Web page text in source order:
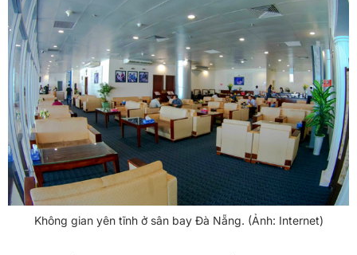
Không gian yên tĩnh ở sân bay Đà Nẵng. (Ảnh: Internet)